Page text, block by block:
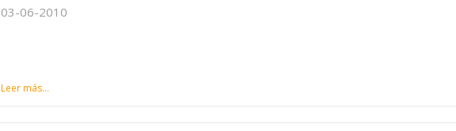
03-06-2010
Leer más...